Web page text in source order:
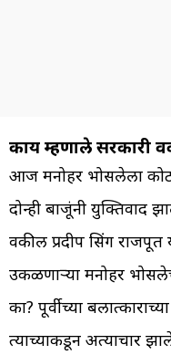
काय म्हणाले सरकारी
आज मनोहर भोसलेला
दोन्ही बाजूंनी युक्तिवाद
वकील प्रदीप सिंग
उकळणाऱ्या मनोहर
का? पूर्वीच्या
त्याच्याकडून अत्याचार